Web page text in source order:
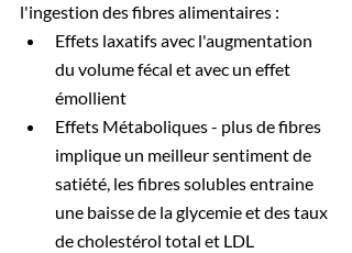
l'ingestion des fibres alimentaires :
Effets laxatifs avec l'augmentation
du volume fécal et avec un effet
émollient
Effets Métaboliques - plus de fibres
implique un meilleur sentiment de
satiété, les fibres solubles entraine
une baisse de la glycemie et des taux
de cholestérol total et LDL